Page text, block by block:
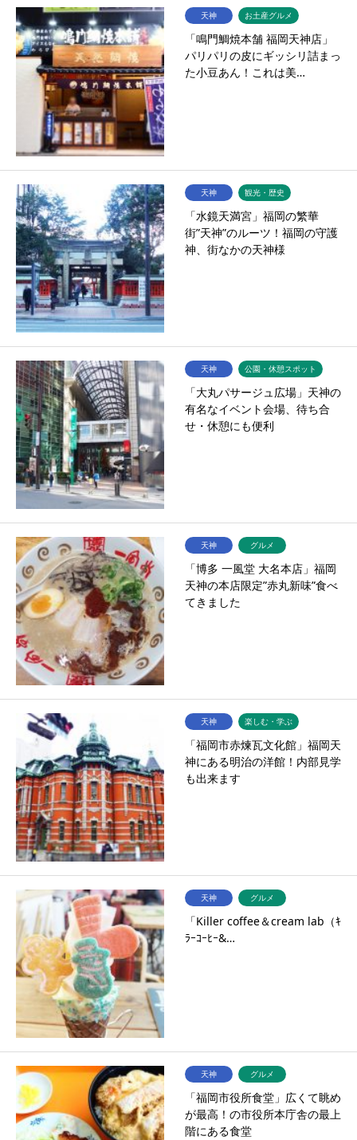
天神 お土産グルメ
「鳴門鯛焼本舗 福岡天神店」
パリパリの皮にギッシリ詰まっ
た小豆あん！これは美…
天神 観光・歴史
「水鏡天満宮」福岡の繁華
街”天神”のルーツ！福岡の守護
神、街なかの天神様
天神 公園・休憩スポット
「大丸パサージュ広場」天神の
有名なイベント会場、待ち合
せ・休憩にも便利
天神 グルメ
「博多 一風堂 大名本店」福岡
天神の本店限定”赤丸新味”食べ
てきました
天神 楽しむ・学ぶ
「福岡市赤煉瓦文化館」福岡天
神にある明治の洋館！内部見学
も出来ます
天神 グルメ
「Killer coffee＆cream lab（ｷ
ﾗｰｺｰﾋｰ&…
天神 グルメ
「福岡市役所食堂」広くて眺め
が最高！の市役所本庁舎の最上
階にある食堂